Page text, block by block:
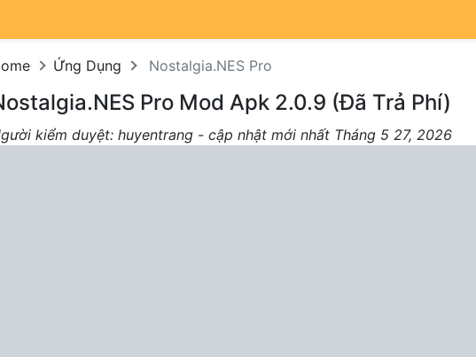
Ứng Dụng Nostalgia.NES Pro
Pro Mod Apk 2.0.9 (Đã Trả Phí)
kiểm duyệt: huyentrang - cập nhật mới nhất Tháng 5 27, 2026